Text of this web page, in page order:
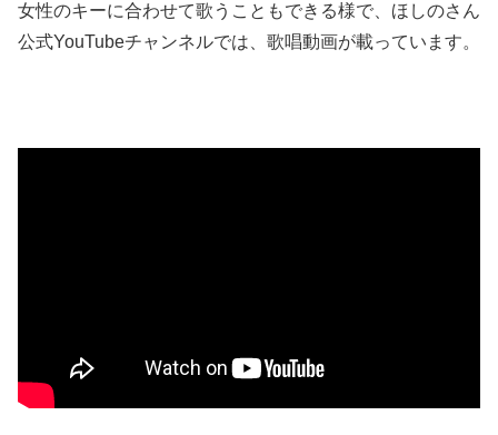
女性のキーに合わせて歌うこともできる様で、ほしのさん
公式YouTubeチャンネルでは、歌唱動画が載っています。